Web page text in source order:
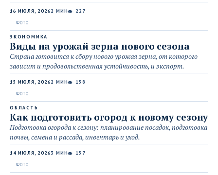
16 ИЮЛЯ, 20262 МИН👁 227
ЭКОНОМИКА
Виды на урожай зерна нового сезона
Страна готовится к сбору нового урожая зерна, от которого
зависит и продовольственная устойчивость, и экспорт.
15 ИЮЛЯ, 20262 МИН👁 158
ОБЛАСТЬ
Как подготовить огород к новому сезону
Подготовка огорода к сезону: планирование посадок, подготовка
почвы, семена и рассада, инвентарь и уход.
14 ИЮЛЯ, 20263 МИН👁 157